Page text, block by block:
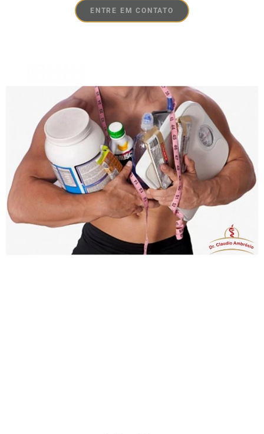
ENTRE EM CONTATO